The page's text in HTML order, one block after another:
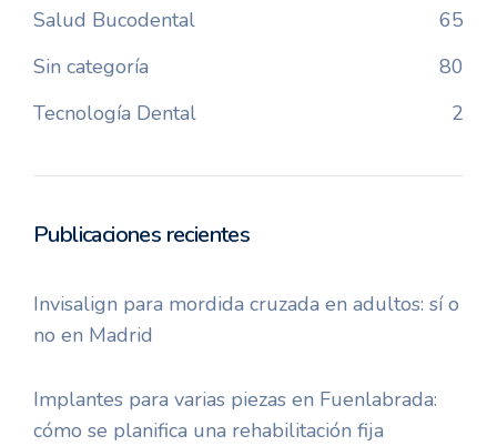
Salud Bucodental
65
Sin categoría
80
Tecnología Dental
2
Publicaciones recientes
Invisalign para mordida cruzada en adultos: sí o
no en Madrid
Implantes para varias piezas en Fuenlabrada:
cómo se planifica una rehabilitación fija